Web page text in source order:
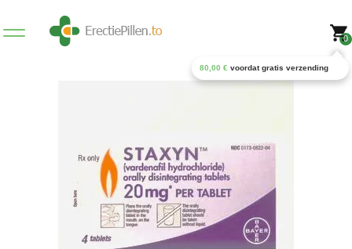
0
80,00 € voordat gratis verzending